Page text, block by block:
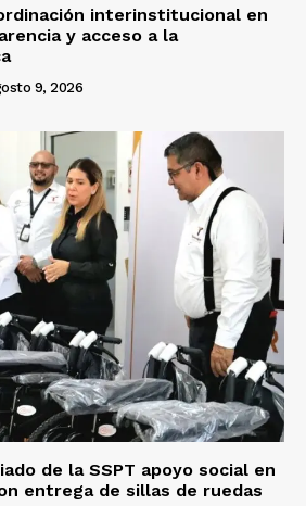
interinstitucional en
y acceso a la
9, 2026
de la SSPT apoyo social en
entrega de sillas de ruedas